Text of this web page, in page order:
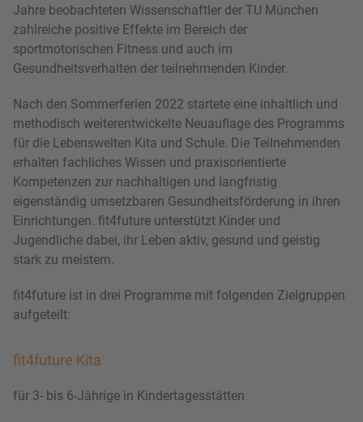
Jahre beobachteten Wissenschaftler der TU München
zahlreiche positive Effekte im Bereich der
sportmotorischen Fitness und auch im
Gesundheitsverhalten der teilnehmenden Kinder.
Nach den Sommerferien 2022 startete eine inhaltlich und
methodisch weiterentwickelte Neuauflage des Programms
für die Lebenswelten Kita und Schule. Die Teilnehmenden
erhalten fachliches Wissen und praxisorientierte
Kompetenzen zur nachhaltigen und langfristig
eigenständig umsetzbaren Gesundheitsförderung in ihren
Einrichtungen. fit4future unterstützt Kinder und
Jugendliche dabei, ihr Leben aktiv, gesund und geistig
stark zu meistern.
fit4future ist in drei Programme mit folgenden Zielgruppen
aufgeteilt:
fit4future Kita
für 3- bis 6-Jährige in Kindertagesstätten